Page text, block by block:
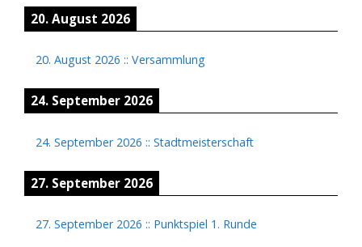
20. August 2026
20. August 2026 :: Versammlung
24. September 2026
24. September 2026 :: Stadtmeisterschaft
27. September 2026
27. September 2026 :: Punktspiel 1. Runde